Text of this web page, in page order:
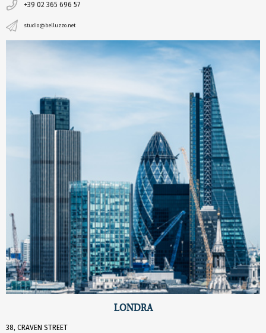
+39 02 365 696 57
studio@belluzzo.net
LONDRA
38, CRAVEN STREET